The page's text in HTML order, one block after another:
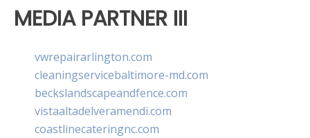
MEDIA PARTNER III
vwrepairarlington.com
cleaningservicebaltimore-md.com
beckslandscapeandfence.com
vistaaltadelveramendi.com
coastlinecateringnc.com